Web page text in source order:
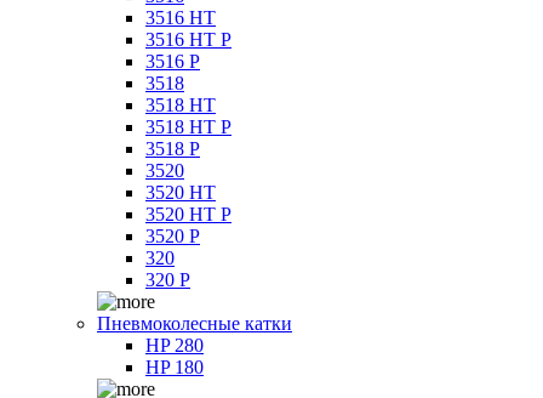
3516 HT
3516 HT P
3516 P
3518
3518 HT
3518 HT P
3518 P
3520
3520 HT
3520 HT P
3520 P
320
320 P
Пневмоколесные катки
HP 280
HP 180